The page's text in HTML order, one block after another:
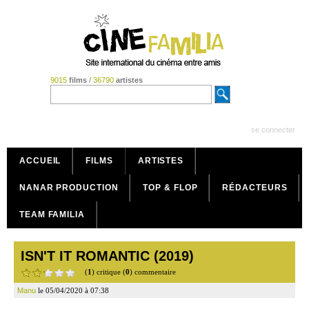
9015 films/ 36790 artistes
se connecter
ACCUEIL FILMS ARTISTES
NANAR PRODUCTION TOP & FLOP RÉDACTEURS
TEAM FAMILIA
ISN'T IT ROMANTIC (2019)
(1) critique (0) commentaire
Manu le 05/04/2020 à 07:38